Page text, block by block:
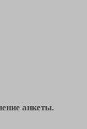
анкеты.